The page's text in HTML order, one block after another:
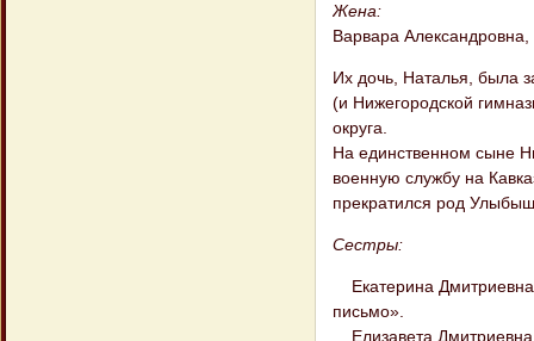
Жена:
Варвара
Их дочь, Наталья, была
(и Нижегородской
округа.
На единственном сыне
военную службу на
прекратился род
Сестры:
Екатерина
письмо».
Елизавета